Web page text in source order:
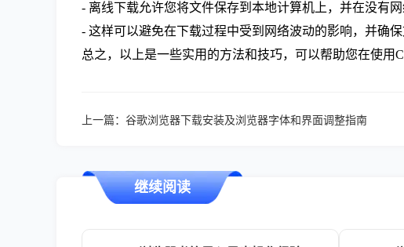
- 离线下载允许您将文件保存到本地计算机上，并在没有网
- 这样可以避免在下载过程中受到网络波动的影响，并确保
总之，以上是一些实用的方法和技巧，可以帮助您在使用
上一篇： 谷歌浏览器下载安装及浏览器字体和界面调整指南
继续阅读